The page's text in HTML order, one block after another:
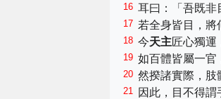
16 耳曰：「吾既非
17 若全身皆目，將
18 今天主匠心獨運
19 如百體皆屬一官
20 然揆諸實際，肢
21 因此，目不得謂